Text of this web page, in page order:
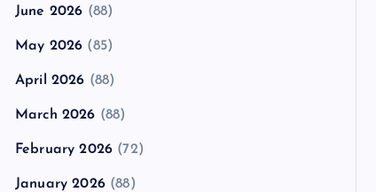
June 2026 (88)
May 2026 (85)
April 2026 (88)
March 2026 (88)
February 2026 (72)
January 2026(88)